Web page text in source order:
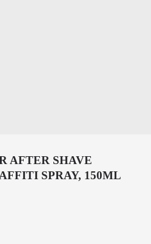
AFTER SHAVE
SPRAY, 150ML